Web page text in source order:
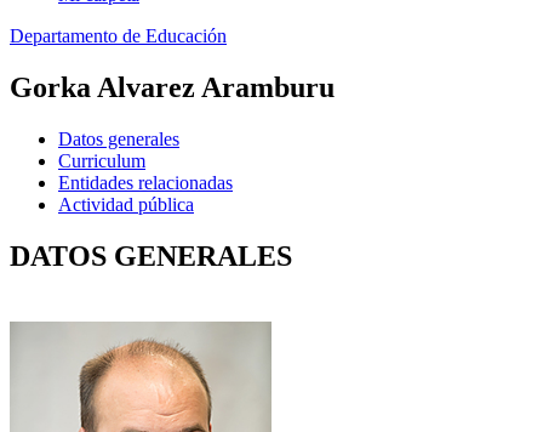
Departamento de Educación
Gorka Alvarez Aramburu
Datos generales
Curriculum
Entidades relacionadas
Actividad pública
DATOS GENERALES